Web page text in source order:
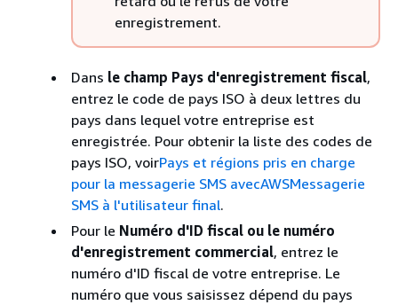
enregistrement.
Dans le champ Pays d'enregistrement fiscal,
entrez le code de pays ISO à deux lettres du
pays dans lequel votre entreprise est
enregistrée. Pour obtenir la liste des codes de
pays ISO, voirPays et régions pris en charge
pour la messagerie SMS avecAWSMessagerie
SMS à l'utilisateur final.
Pour le Numéro d'ID fiscal ou le numéro
d'enregistrement commercial, entrez le
numéro d'ID fiscal de votre entreprise. Le
numéro que vous saisissez dépend du pays